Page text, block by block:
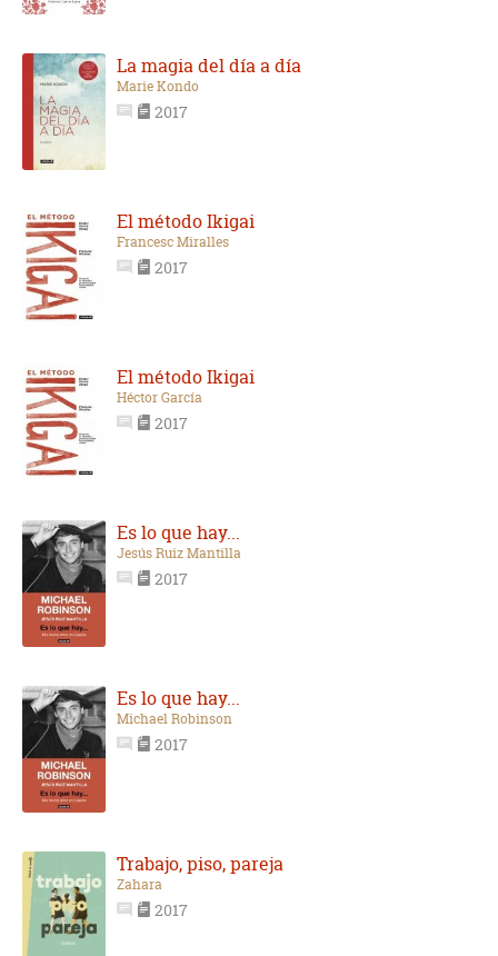
La magia del día a día
Marie Kondo
2017
El método Ikigai
Francesc Miralles
2017
El método Ikigai
Héctor García
2017
Es lo que hay...
Jesús Ruiz Mantilla
2017
Es lo que hay...
Michael Robinson
2017
Trabajo, piso, pareja
Zahara
2017